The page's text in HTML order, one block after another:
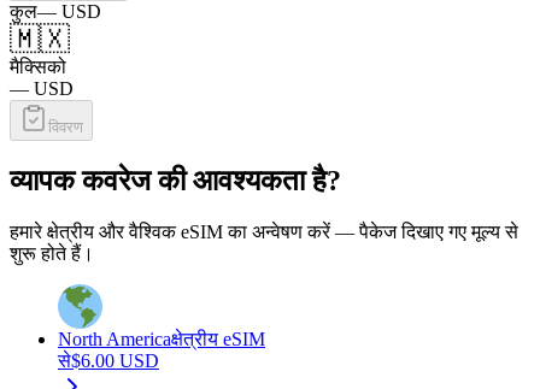
कुल— USD
🇲🇽
मैक्सिको
— USD
विवरण
व्यापक कवरेज की आवश्यकता है?
हमारे क्षेत्रीय और वैश्विक eSIM का अन्वेषण करें — पैकेज दिखाए गए मूल्य से
शुरू होते हैं।
North Americaक्षेत्रीय eSIM
से$6.00 USD